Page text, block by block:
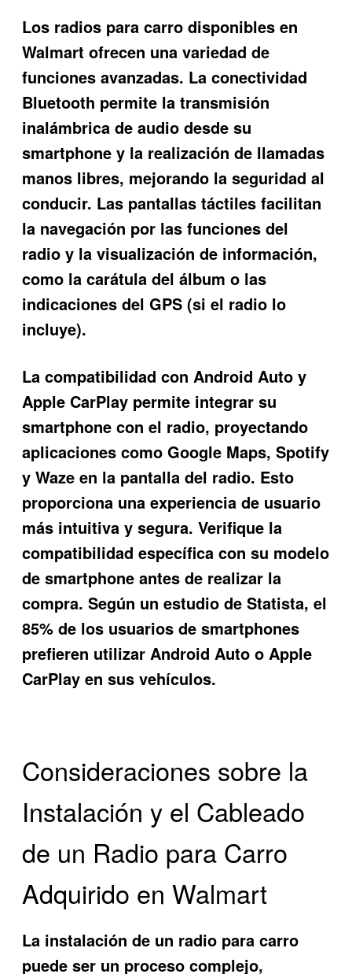
Los radios para carro disponibles en
Walmart ofrecen una variedad de
funciones avanzadas. La conectividad
Bluetooth permite la transmisión
inalámbrica de audio desde su
smartphone y la realización de llamadas
manos libres, mejorando la seguridad al
conducir. Las pantallas táctiles facilitan
la navegación por las funciones del
radio y la visualización de información,
como la carátula del álbum o las
indicaciones del GPS (si el radio lo
incluye).
La compatibilidad con Android Auto y
Apple CarPlay permite integrar su
smartphone con el radio, proyectando
aplicaciones como Google Maps, Spotify
y Waze en la pantalla del radio. Esto
proporciona una experiencia de usuario
más intuitiva y segura. Verifique la
compatibilidad específica con su modelo
de smartphone antes de realizar la
compra. Según un estudio de Statista, el
85% de los usuarios de smartphones
prefieren utilizar Android Auto o Apple
CarPlay en sus vehículos.
Consideraciones sobre la
Instalación y el Cableado
de un Radio para Carro
Adquirido en Walmart
La instalación de un radio para carro
puede ser un proceso complejo,